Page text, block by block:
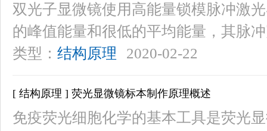
双光子显微镜使用高能量锁模脉冲激
的峰值能量和很低的平均能量，其脉
类型： 结构原理 2020-02-22
[ 结构原理 ] 荧光显微镜标本制作原理概述
免疫荧光细胞化学的基本工具是荧光